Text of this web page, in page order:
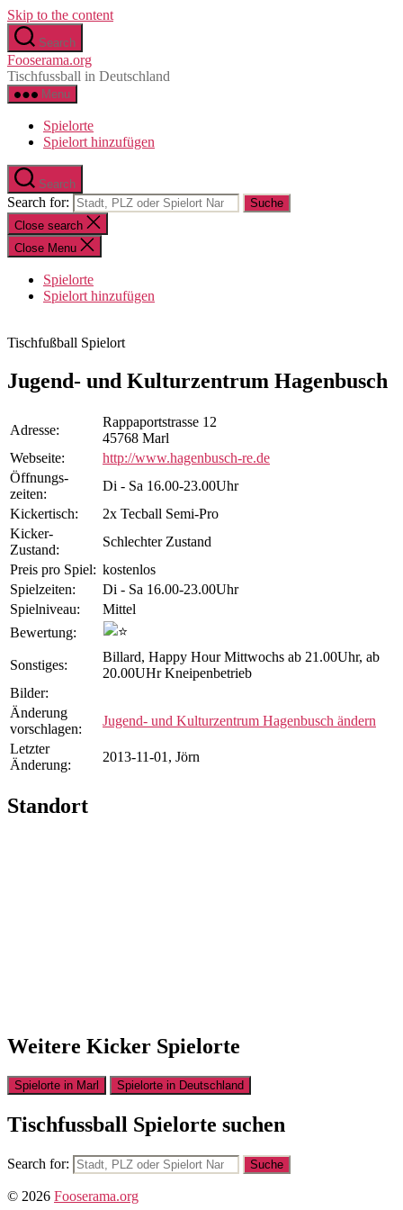
Skip to the content
Search
Fooserama.org
Tischfussball in Deutschland
Menu
Spielorte
Spielort hinzufügen
Search
Search for:
Close search
Close Menu
Spielorte
Spielort hinzufügen
Tischfußball Spielort
Jugend- und Kulturzentrum Hagenbusch
Adresse:
Rappaportstrasse 12
45768 Marl
Webseite:
http://www.hagenbusch-re.de
Öffnungs­
zeiten:
Di - Sa 16.00-23.00Uhr
Kicker­tisch:
2x Tecball Semi-Pro
Kicker-
Zustand:
Schlechter Zustand
Preis pro Spiel: kostenlos
Spiel­zeiten:
Di - Sa 16.00-23.00Uhr
Spiel­niveau:
Mittel
Bewertung:
Sonstiges:
Billard, Happy Hour Mittwochs ab 21.00Uhr, ab
20.00UHr Kneipenbetrieb
Bilder:
Änderung
vorschlagen:
Jugend- und Kulturzentrum Hagenbusch ändern
Letzter
Änderung:
2013-11-01, Jörn
Standort
Weitere Kicker Spielorte
Spielorte in Marl Spielorte in Deutschland
Tischfussball Spielorte suchen
Search for:
© 2026 Fooserama.org